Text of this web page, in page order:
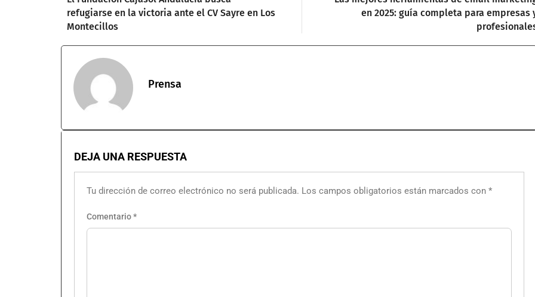
refugiarse en la victoria ante el CV Sayre en Los
Montecillos
en 2025: guía completa para empresas
Prensa
DEJA UNA RESPUESTA
Tu dirección de correo electrónico no será publicada. Los campos obligatorios están marcados con *
Comentario*